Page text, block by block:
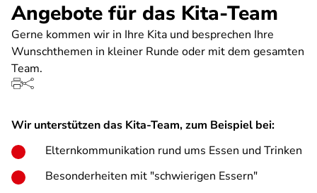
Angebote für das Kita-Team
Gerne kommen wir in Ihre Kita und besprechen Ihre
Wunschthemen in kleiner Runde oder mit dem gesamten
Team.
Wir unterstützen das Kita-Team, zum Beispiel bei:
Elternkommunikation rund ums Essen und Trinken
Besonderheiten mit "schwierigen Essern"